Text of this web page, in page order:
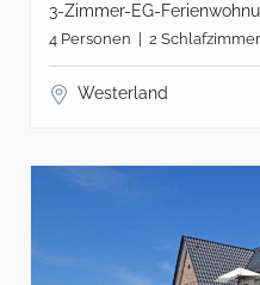
3-Zimmer-EG-
4 Personen | 2
Westerland